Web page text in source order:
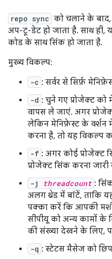
repo sync को चलाने के
अप-टू-डेट हो जाता है. साथ ही,
कोड के साथ सिंक हो जाता है.
मुख्य विकल्प:
-c : सर्वर से सिर्फ़
-d : चुने गए प्रोजेक्ट को
वापस ले जाएं. अगर
लेकिन मेनिफ़ेस्ट के
करना है, तो यह विकल्प
-f : अगर कोई प्रोजेक्ट
प्रोजेक्ट सिंक करना जारी
-j threadcount :
अलग थ्रेड में बांटें, ताकि
पक्का करें कि आपकी
सीपीयू को अन्य कामों के
की संख्या देखने के लिए,
-q : स्टेटस मैसेज को